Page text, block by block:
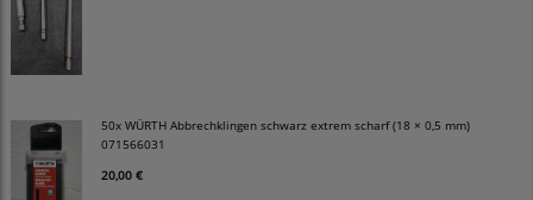
50x WÜRTH Abbrechklingen schwarz extrem scharf (18 × 0,5 mm)
071566031
20,00 €